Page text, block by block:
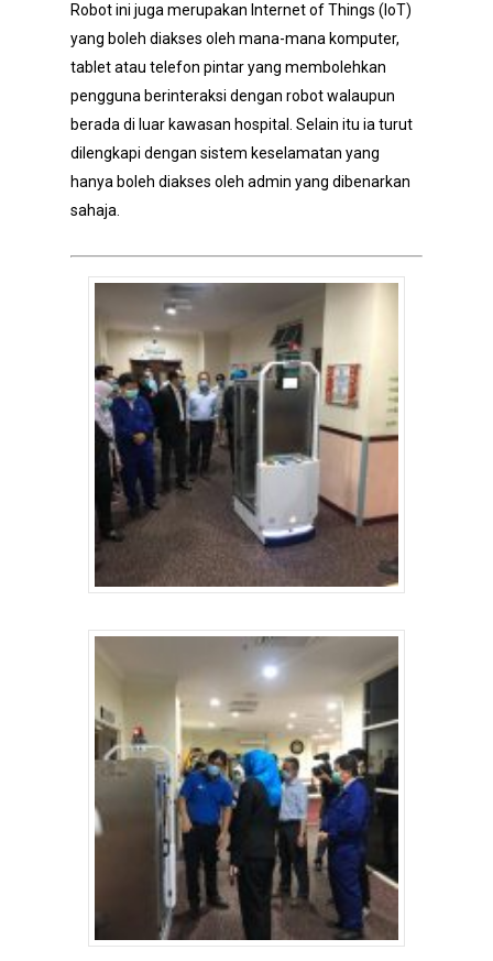
Robot ini juga merupakan Internet of Things (IoT)
yang boleh diakses oleh mana-mana komputer,
tablet atau telefon pintar yang membolehkan
pengguna berinteraksi dengan robot walaupun
berada di luar kawasan hospital. Selain itu ia turut
dilengkapi dengan sistem keselamatan yang
hanya boleh diakses oleh admin yang dibenarkan
sahaja.